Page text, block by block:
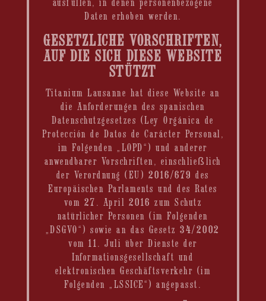
ausfüllen, in denen personenbezogene
Daten erhoben werden.
GESETZLICHE VORSCHRIFTEN,
AUF DIE SICH DIESE WEBSITE
STÜTZT
Titanium Lausanne hat diese Website an
die Anforderungen des spanischen
Datenschutzgesetzes (Ley Orgánica de
Protección de Datos de Carácter Personal,
im Folgenden „LOPD“) und anderer
anwendbarer Vorschriften, einschließlich
der Verordnung (EU) 2016/679 des
Europäischen Parlaments und des Rates
vom 27. April 2016 zum Schutz
natürlicher Personen (im Folgenden
„DSGVO“) sowie an das Gesetz 34/2002
vom 11. Juli über Dienste der
Informationsgesellschaft und
elektronischen Geschäftsverkehr (im
Folgenden „LSSICE“) angepasst.